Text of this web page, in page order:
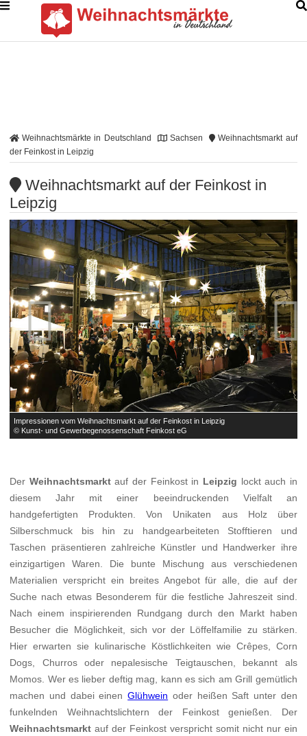
Weihnachtsmärkte in Deutschland Sachsen
Weihnachtsmarkt auf
der Feinkost in Leipzig
Weihnachtsmarkt auf der Feinkost in
Leipzig
Impressionen vom Weihnachtsmarkt auf der Feinkost in Leipzig
© Kunst- und Gewerbegenossenschaft Feinkost eG
 
Der Weihnachtsmarktauf der Feinkost in Leipzig lockt auch in
diesem Jahr mit einer beeindruckenden Vielfalt an
handgefertigten Produkten. Von Unikaten aus Holz über
Silberschmuck bis hin zu handgearbeiteten Stofftieren und
Taschen präsentieren zahlreiche Künstler und Handwerker ihre
einzigartigen Waren. Die bunte Mischung aus verschiedenen
Materialien verspricht ein breites Angebot für alle, die auf der
Suche nach etwas Besonderem für die festliche Jahreszeit sind.
Nach einem inspirierenden Rundgang durch den Markt haben
Besucher die Möglichkeit, sich vor der Löffelfamilie zu stärken.
Hier erwarten sie kulinarische Köstlichkeiten wie Crêpes, Corn
Dogs, Churros oder nepalesische Teigtauschen, bekannt als
Momos. Wer es lieber deftig mag, kann es sich am Grill gemütlich
machen und dabei einenGlühwein oder heißen Saft unter den
funkelnden Weihnachtslichtern der Feinkost genießen. Der
Weihnachtsmarkt auf der Feinkost verspricht somit nicht nur ein